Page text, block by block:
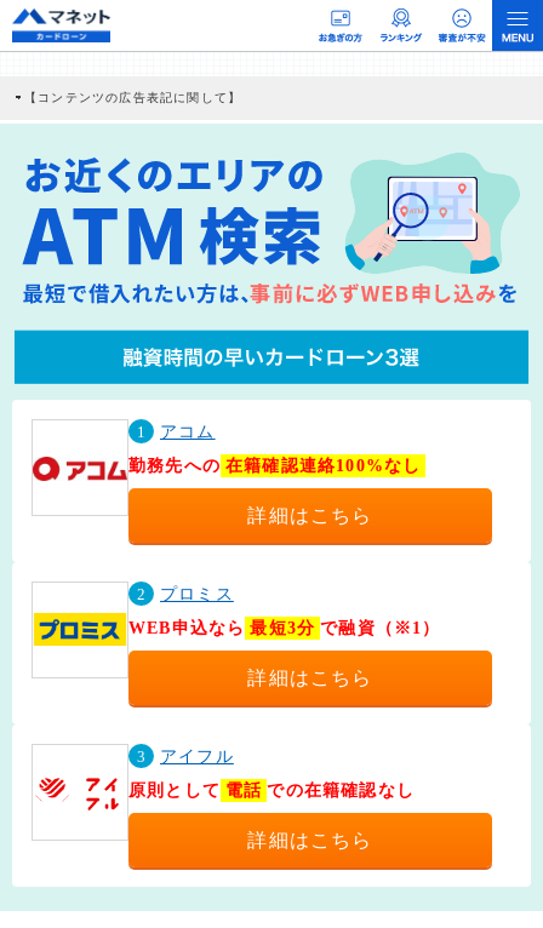
【コンテンツの広告表記に関して】
社に対して企業から紹介報酬が支払われるという収益モデルです。 ただし、特定の
商品を根拠なくPRするものではなく、当編集部の調査／ユーザーへの口コミ収集な
どに基づき、公平性を担保した情報提供を行っています。
>提携企業一覧
1
アコム
勤務先への 在籍確認連絡100%なし
詳細はこちら
2
プロミス
WEB申込なら 最短3分 で融資（※1）
詳細はこちら
3
アイフル
原則として 電話 での在籍確認なし
詳細はこちら